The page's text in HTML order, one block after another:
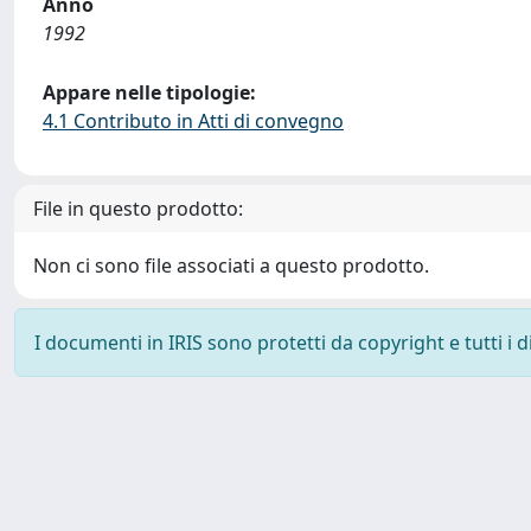
1992
Appare nelle tipologie:
4.1 Contributo in Atti di convegno
File in questo prodotto:
Non ci sono file associati a questo prodotto.
I documenti in IRIS sono protetti da copyright e tutti i